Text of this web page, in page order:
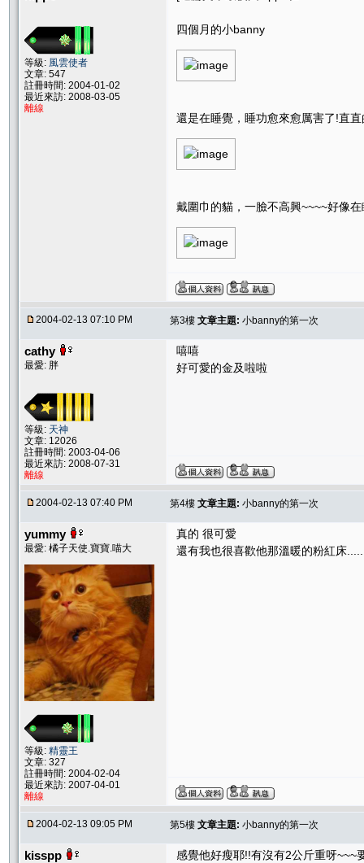
等級: 風雲使者
文章: 547
註冊時間: 2004-01-02
最近來訪: 2008-03-05
離線
四個月的小banny
還是在睡覺，睡功愈來愈厲害了!直
戴圍巾的貓，一臉不高興~~~~好像
2004-02-13 07:10 PM 第3樓 文章主題: 小banny的第一次
cathy
最愛: 胖
等級: 天神
文章: 12026
註冊時間: 2003-04-06
最近來訪: 2008-07-31
離線
嘻嘻
好可愛的金及啦啦
2004-02-13 07:40 PM 第4樓 文章主題: 小banny的第一次
yummy
最愛: 橘子天使.寶寶.喵大
等級: 精靈王
文章: 327
註冊時間: 2004-02-04
最近來訪: 2007-04-01
離線
真的 很可愛
還有我也很喜歡他那溫暖的粉紅床
2004-02-13 09:05 PM 第5樓 文章主題: 小banny的第一次
kisspp
感覺他好瘦耶!!有沒有2公斤重呀~~~